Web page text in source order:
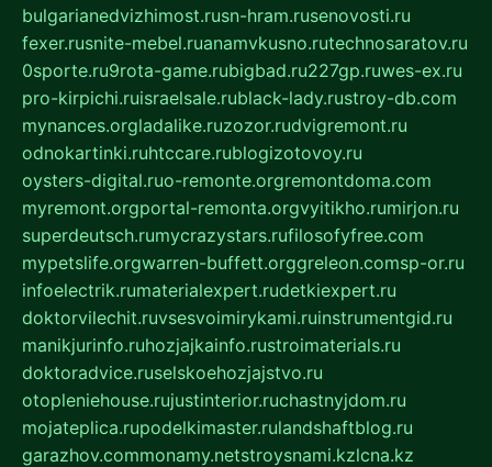
bulgarianedvizhimost.rusn-hram.rusenovosti.ru
fexer.rusnite-mebel.ruanamvkusno.rutechnosaratov.ru
0sporte.ru9rota-game.rubigbad.ru227gp.ruwes-ex.ru
pro-kirpichi.ruisraelsale.rublack-lady.rustroy-db.com
mynances.orgladalike.ruzozor.rudvigremont.ru
odnokartinki.ruhtccare.rublogizotovoy.ru
oysters-digital.ruo-remonte.orgremontdoma.com
myremont.orgportal-remonta.orgvyitikho.rumirjon.ru
superdeutsch.rumycrazystars.rufilosofyfree.com
mypetslife.orgwarren-buffett.orggreleon.comsp-or.ru
infoelectrik.rumaterialexpert.rudetkiexpert.ru
doktorvilechit.ruvsesvoimirykami.ruinstrumentgid.ru
manikjurinfo.ruhozjajkainfo.rustroimaterials.ru
doktoradvice.ruselskoehozjajstvo.ru
otopleniehouse.rujustinterior.ruchastnyjdom.ru
mojateplica.rupodelkimaster.rulandshaftblog.ru
garazhov.commonamy.netstroysnami.kzlcna.kz